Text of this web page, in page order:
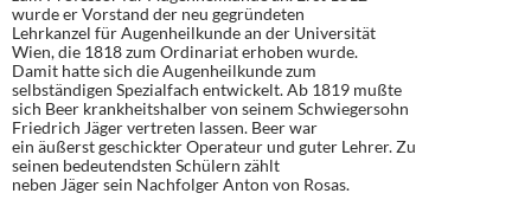
wurde er Vorstand der neu gegründeten
Lehrkanzel für Augenheilkunde an der Universität
Wien, die 1818 zum Ordinariat erhoben wurde.
Damit hatte sich die Augenheilkunde zum
selbständigen Spezialfach entwickelt. Ab 1819 mußte
sich Beer krankheitshalber von seinem Schwiegersohn
Friedrich Jäger vertreten lassen. Beer war
ein äußerst geschickter Operateur und guter Lehrer. Zu
seinen bedeutendsten Schülern zählt
neben Jäger sein Nachfolger Anton von Rosas.